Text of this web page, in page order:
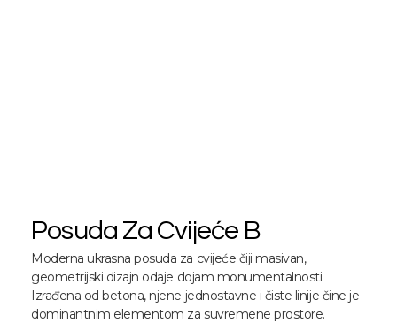
Posuda Za Cvijeće B
Moderna ukrasna posuda za cvijeće čiji masivan,
geometrijski dizajn odaje dojam monumentalnosti.
Izrađena od betona, njene jednostavne i čiste linije čine je
dominantnim elementom za suvremene prostore.